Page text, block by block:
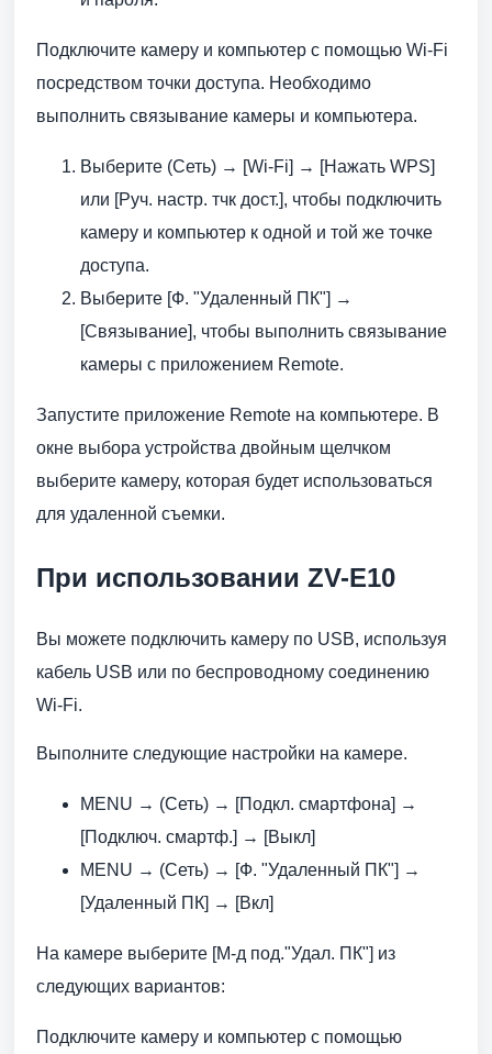
Подключите камеру и компьютер с помощью Wi-Fi
посредством точки доступа. Необходимо
выполнить связывание камеры и компьютера.
Выберите (Сеть) → [Wi-Fi] → [Нажать WPS]
или [Руч. настр. тчк дост.], чтобы подключить
камеру и компьютер к одной и той же точке
доступа.
Выберите [Ф. "Удаленный ПК"] →
[Связывание], чтобы выполнить связывание
камеры с приложением Remote.
Запустите приложение Remote на компьютере. В
окне выбора устройства двойным щелчком
выберите камеру, которая будет использоваться
для удаленной съемки.
При использовании ZV-E10
Вы можете подключить камеру по USB, используя
кабель USB или по беспроводному соединению
Wi-Fi.
Выполните следующие настройки на камере.
MENU → (Сеть) → [Подкл. смартфона] →
[Подключ. смартф.] → [Выкл]
MENU → (Сеть) → [Ф. "Удаленный ПК"] →
[Удаленный ПК] → [Вкл]
На камере выберите [М-д под."Удал. ПК"] из
следующих вариантов:
Подключите камеру и компьютер с помощью